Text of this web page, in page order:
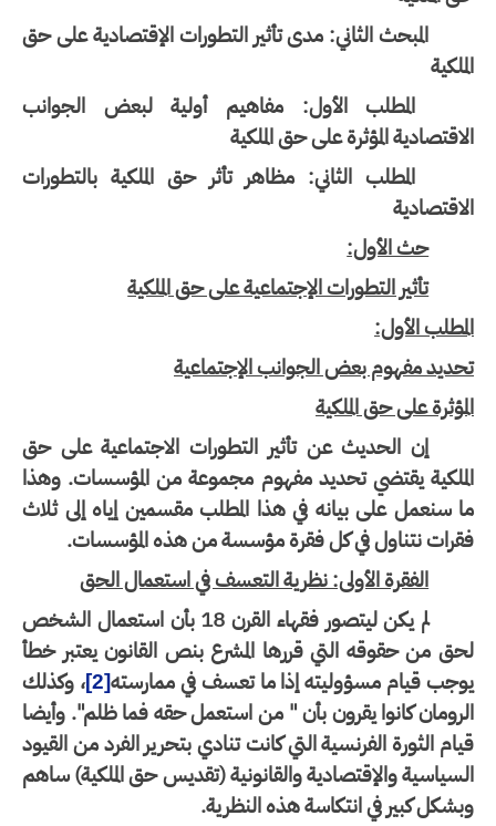
المبحث الثاني: مدى تأثير التطورات الإقتصادية على حق
المطلب الأول: مفاهيم أولية لبعض الجوانب
المؤثرة على حق الملكية
المطلب الثاني: مظاهر تأثر حق الملكية بالتطورات
حث الأول:
تأثير التطورات الإجتماعية على حق الملكية
الأول:
مفهوم بعض الجوانب الإجتماعية
على حق الملكية
إن الحديث عن تأثير التطورات الاجتماعية على حق
يقتضي تحديد مفهوم مجموعة من المؤسسات. وهذا
سنعمل على بيانه في هذا المطلب مقسمين إياه إلى ثلاث
نتناول في كل فقرة مؤسسة من هذه المؤسسات.
الفقرة الأولى: نظرية التعسف في استعمال الحق
لم يكن ليتصور فقهاء القرن 18 بأن استعمال الشخص
من حقوقه التي قررها المشرع بنص القانون يعتبر خطأ
قيام مسؤوليته إذا ما تعسف في ممارسته[2]، وكذلك
كانوا يقرون بأن " من استعمل حقه فما ظلم". وأيضا
الثورة الفرنسية التي كانت تنادي بتحرير الفرد من القيود
والإقتصادية والقانونية (تقديس حق الملكية) ساهم
كبير في انتكاسة هذه النظرية.